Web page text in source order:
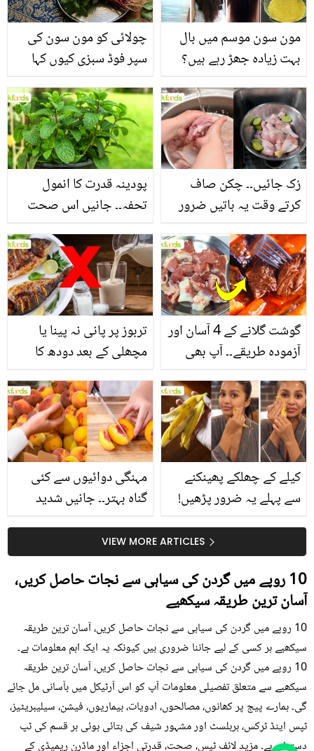
چولائی کو مون سون کی
سپر فوڈ سبزی کیوں کہا
منرلز اور اینٹی آکسیڈنٹس
سے بھرپور اس سبزی کے
فائدے
مون سون موسم میں بال
بہت زیادہ جھڑ رہے ہیں؟
بنانے کے چند قدرتی طریقے
پودینہ قدرت کا انمول
تحفہ۔۔ جانیں اس صحت
انگیز طبی فوائد
رُک جائیں۔۔ چکن صاف
کرتے وقت یہ باتیں ضرور
تربوز پر پانی نہ پینا یا
مچھلی کے بعد دودھ کا
سے متعلق غلط فہمیوں کی
حقیقت کیا ہے اور افواہ
کیا؟
گوشت گلانے کے 4 آسان اور
آزمودہ طریقے۔۔ آپ بھی
بتائے راز
مہنگی دوائیوں سے کئی
گناہ بہتر۔۔ جانیں شدید
کیوں کھانا چاہیے؟
کیلے کے چھلکے پھینکنے
سے پہلے یہ ضرور پڑھیں!
سستا اور قدرتی حلVIEW MORE ARTICLES
10 روپے میں گردن کی سیاہی سے نجات حاصل کریں،
آسان ترین طریقہ سیکھیے
10 روپے میں گردن کی سیاہی سے نجات حاصل کریں، آسان ترین طریقہ
سیکھیے ہر کسی کے لیے جاننا ضروری ہیں کیونکہ یہ ایک اہم معلومات ہے۔
10 روپے میں گردن کی سیاہی سے نجات حاصل کریں، آسان ترین طریقہ
سیکھیے سے متعلق تفصیلی معلومات آپ کو اس آرٹیکل میں بآسانی مل جائے
گی۔ ہمارے پیج پر کھانوں، مصالحوں، ادویات، بیماریوں، فیشن، سیلیبریٹیز،
ٹپس اینڈ ٹرکس، ہربلسٹ اور مشہور شیف کی بتائی ہوئی ہر قسم کی ٹپ
دستیاب ہے۔ مزید لائف ٹپس، صحت، قدرتی اجزاء اور ماڈرن ریمیڈی کے